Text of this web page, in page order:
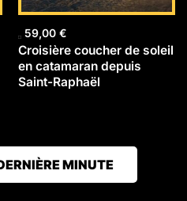
59,00 €
Croisière coucher de soleil
en catamaran depuis
Saint-Raphaël
MINUTE